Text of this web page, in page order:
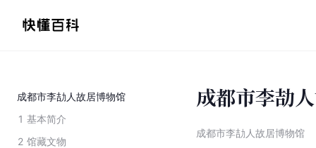
成都市李劼人故居博物馆
1 基本简介
2 馆藏文物
成都市李劼
成都市李劼人故居博物馆